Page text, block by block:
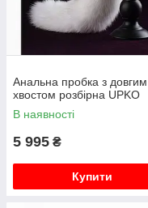
Анальна пробка з довгим
хвостом розбірна UPKO
В наявності
5 995 ₴
Купити